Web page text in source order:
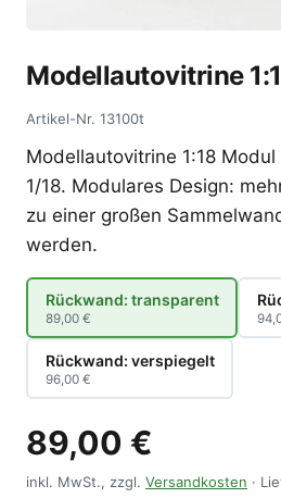
Modellautovitrine
Artikel-Nr. 13100t
Modellautovitrine 1:18
1/18. Modulares Design:
zu einer großen
werden.
Rückwand: transparent
89,00 €
Rückwand: verspiegelt
96,00 €
89,00 €
inkl. MwSt., zzgl. Versandkosten ·